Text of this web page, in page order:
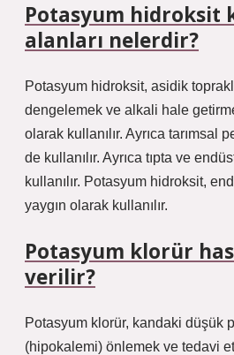
Potasyum hidroksit
alanları nelerdir?
Potasyum hidroksit, asidik
dengelemek ve alkali hale
olarak kullanılır. Ayrıca tarımsal
de kullanılır. Ayrıca tıpta ve
kullanılır. Potasyum hidroksit,
yaygın olarak kullanılır.
Potasyum klorür
verilir?
Potasyum klorür, kandaki düşük
(hipokalemi) önlemek ve tedavi